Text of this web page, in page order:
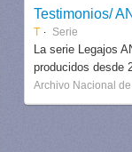
Testimonios/
T Serie
La serie Legajos
producidos desde
Archivo Nacional